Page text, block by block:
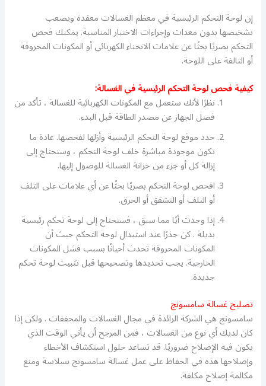
إن لوحة التحكم الرئيسية في معظم الغسالات معقدة ويصعب
تشخيصها بدون معدات وإجراءات الاختبار المناسبة. يمكنك فحص
التحكم بصريًا بحثًا عن علامات الانحناء الكهربائي أو المكونات المحروقة
أو التالفة على اللوحة.
كيفية فحص لوحة التحكم الرئيسية في الغسالة:
نظرًا لأنك ستعمل مع المكونات الكهربائية للغسالة ، تأكد من
فصل الجهاز عن مصدر الطاقة قبل البدء.
حدد موقع لوحة التحكم الرئيسية وأزلها لفحصها. عادة ما
تكون موجودة مباشرة خلف لوحة التحكم ، وستحتاج إلى
إزالة كل أو جزء من خزانة الغسالة للوصول إليها.
افحص لوحة التحكم بصريًا بحثًا عن أي علامات على التلف
أو التلف أو التشقق أو الحرق.
إذا وجدت أيًا مما سبق ، فستحتاج إلى لوحة تحكم رئيسية
بديلة . كن حذرًا عند استبدال لوحة التحكم حيث أن
المكونات المحروقة تحدث أحيانًا بسبب فشل المكونات
الخارجية. يجب تحديدها وتصحيحها قبل تثبيت لوحة تحكم
جديدة.
تصليح غسالة سامسونج
سامسونج هي الشركة الرائدة في مجال الغسالات والمجففات . ولكن إذا
كان لديك أي نوع من الغسالات ، فمن المرجح أن يأتي الوقت الذي
يكون فيه الإصلاح ضروريًا. قد تساعد حلول استكشاف الأخطاء
وإصلاحها هذه في الحفاظ على عمل غسالة سامسونج بسلاسة ومنع
مكالمة إصلاح مكلفة.